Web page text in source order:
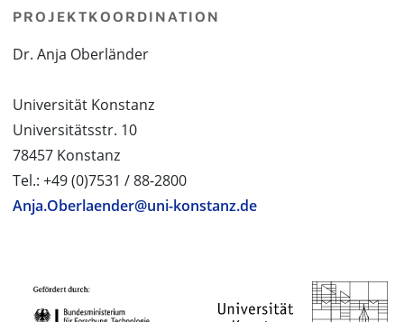
PROJEKTKOORDINATION
Dr. Anja Oberländer
Universität Konstanz
Universitätsstr. 10
78457 Konstanz
Tel.: +49 (0)7531 / 88-2800
Anja.Oberlaender@uni-konstanz.de